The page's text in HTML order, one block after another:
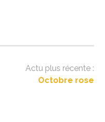
Octobre rose